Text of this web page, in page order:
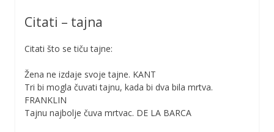
Citati – tajna
Citati što se tiču tajne:
Žena ne izdaje svoje tajne. KANT
Tri bi mogla čuvati tajnu, kada bi dva bila mrtva.
FRANKLIN
Tajnu najbolje čuva mrtvac. DE LA BARCA